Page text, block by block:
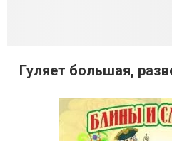
Гуляет большая,